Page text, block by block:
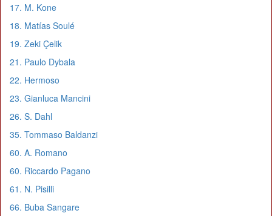
17. M. Kone
18. Matías Soulé
19. Zeki Çelik
21. Paulo Dybala
22. Hermoso
23. Gianluca Mancini
26. S. Dahl
35. Tommaso Baldanzi
60. A. Romano
60. Riccardo Pagano
61. N. Pisilli
66. Buba Sangare